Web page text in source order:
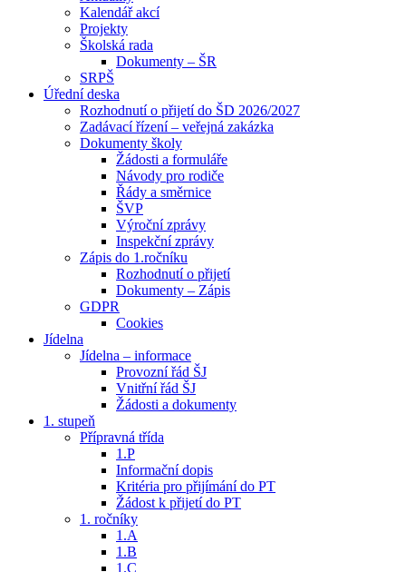
Kalendář akcí
Projekty
Školská rada
Dokumenty – ŠR
SRPŠ
Úřední deska
Rozhodnutí o přijetí do ŠD 2026/2027
Zadávací řízení – veřejná zakázka
Dokumenty školy
Žádosti a formuláře
Návody pro rodiče
Řády a směrnice
ŠVP
Výroční zprávy
Inspekční zprávy
Zápis do 1.ročníku
Rozhodnutí o přijetí
Dokumenty – Zápis
GDPR
Cookies
Jídelna
Jídelna – informace
Provozní řád ŠJ
Vnitřní řád ŠJ
Žádosti a dokumenty
1. stupeň
Přípravná třída
1.P
Informační dopis
Kritéria pro přijímání do PT
Žádost k přijetí do PT
1. ročníky
1.A
1.B
1.C